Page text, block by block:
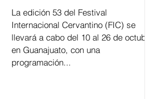
La edición 53 del Festival
Internacional Cervantino (FIC) se
llevará a cabo del 10 al 26 de octubre
en Guanajuato, con una
programación...